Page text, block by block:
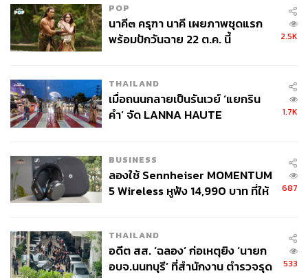
POP
นาคี๓ ครุฑา นาคี เผยภาพชุดแรก
พร้อมปักวันฉาย 22 ต.ค. นี้
2.5K
THAILAND
เมื่อถนนกลายเป็นรันเวย์ ‘แยกริน
คำ’ จัด LANNA HAUTE
1.7K
BUSINESS
ลองใช้ Sennheiser MOMENTUM
5 Wireless หูฟัง 14,990 บาท ที่ให้
687
THAILAND
อดีต สส. ‘ฉลอง’ ก่อเหตุยิง ‘นายก
อบจ.นนทบุรี’ ที่สำนักงาน ตำรวจรุด
533